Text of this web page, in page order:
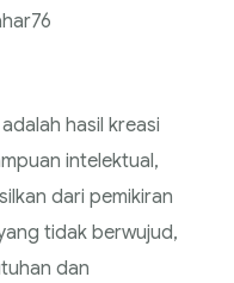
hasil kreasi
intelektual,
dari pemikiran
tidak berwujud,
dan